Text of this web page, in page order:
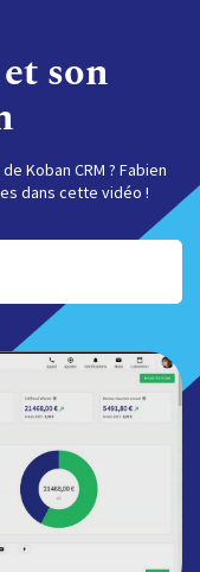
son
Koban CRM ? Fabien
dans cette vidéo !